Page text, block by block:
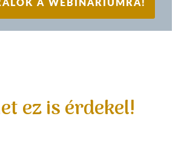
ez is érdekel!